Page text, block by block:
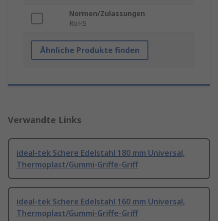
Normen/Zulassungen
RoHS
Ähnliche Produkte finden
Verwandte Links
ideal-tek Schere Edelstahl 180 mm Universal,
Thermoplast/Gummi-Griffe-Griff
ideal-tek Schere Edelstahl 160 mm Universal,
Thermoplast/Gummi-Griffe-Griff